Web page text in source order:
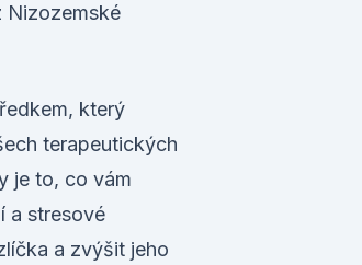
Nizozemské
který
terapeutických
je to, co vám
a stresové
a zvýšit jeho